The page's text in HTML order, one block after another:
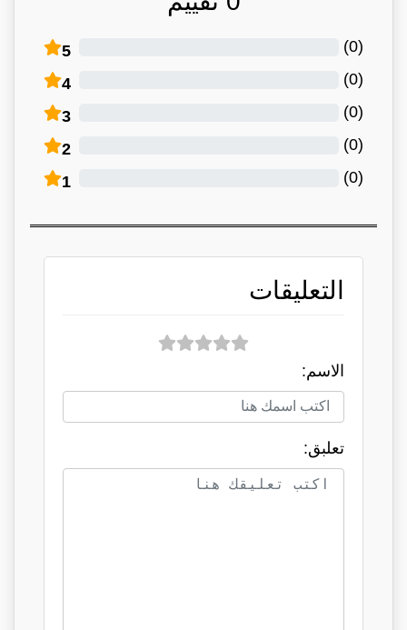
5 (
0
)
4 (
0
)
3 (
0
)
2 (
0
)
1 (
0
)
التعليقات
الاسم:
تعلبق: